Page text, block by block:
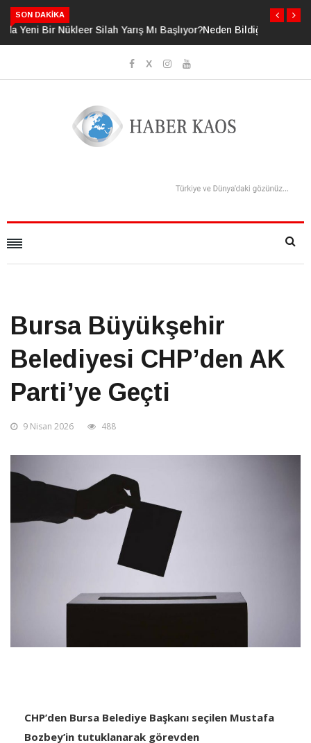
SON DAKIKA
Neden Bildiğimizden Daha Fazlasını Bildiğimizi Sanıyoruz?
Bursa Büyükşehir
Belediyesi CHP’den AK
Parti’ye Geçti
9 Nisan 2026 488
CHP’den Bursa Belediye Başkanı seçilen Mustafa
Bozbey’in tutuklanarak görevden